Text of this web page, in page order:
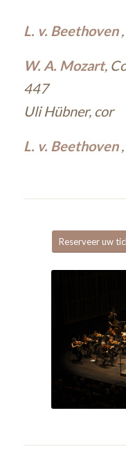
L. v. Beethoven
W. A. Mozart,
447
Uli Hübner, cor
L. v. Beethoven
Reserveer uw